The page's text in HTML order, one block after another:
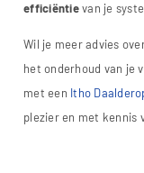
efficiëntievan je
Wil je meer advies
het onderhoud van je
met een Itho
plezier en met kennis